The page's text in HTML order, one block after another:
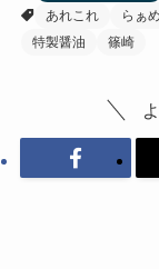
あれこれ
らぁ
特製醤油
篠崎